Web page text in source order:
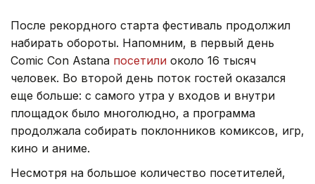
После рекордного старта фестиваль продолжил
набирать обороты. Напомним, в первый день
Comic Con Astana посетили около 16 тысяч
человек. Во второй день поток гостей оказался
еще больше: с самого утра у входов и внутри
площадок было многолюдно, а программа
продолжала собирать поклонников комиксов, игр,
кино и аниме.
Несмотря на большое количество посетителей,